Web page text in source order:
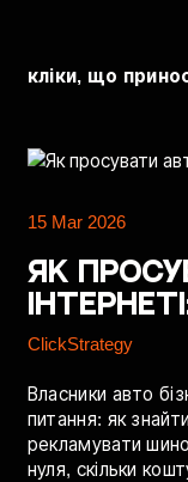
кліки, що
15 Mar 2026
Як
ClickStrategy
Власники авто
питання: як
рекламувати